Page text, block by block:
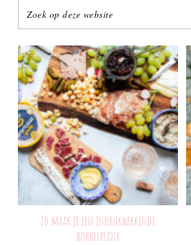
Zo maak je een indrukwekkende
borrelplank